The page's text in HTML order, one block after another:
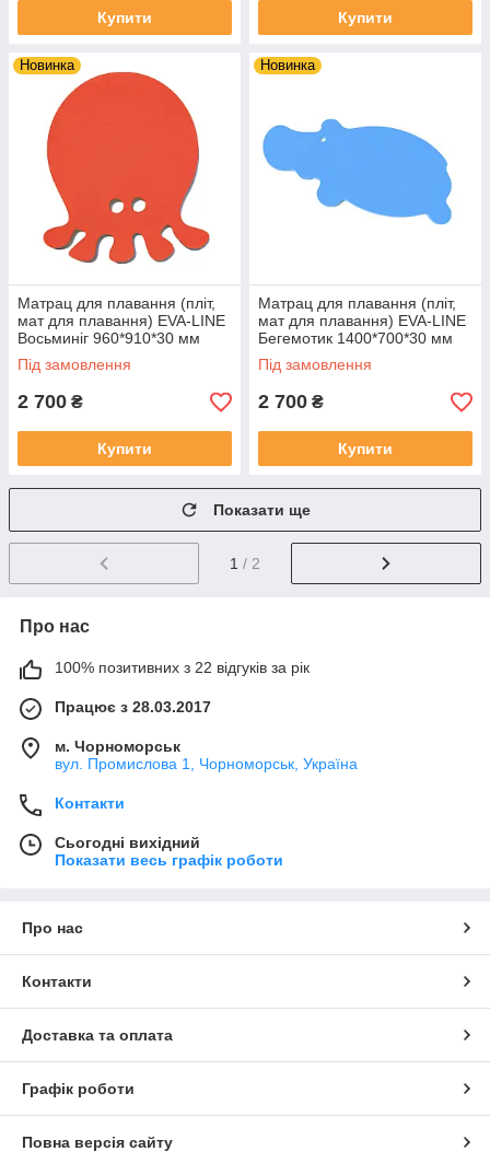
Купити Купити
Новинка
Матрац для плавання (пліт,
мат для плавання) EVA-LINE
Восьминіг 960*910*30 мм
червоний
Під замовлення
2 700 ₴
Купити
Новинка
Матрац для плавання (пліт,
мат для плавання) EVA-LINE
Бегемотик 1400*700*30 мм
синій
Під замовлення
2 700 ₴
Купити
Показати ще
1 / 2
Про нас
100% позитивних з 22 відгуків за рік
Працює з 28.03.2017
м. Чорноморськ
вул. Промислова 1, Чорноморськ, Україна
Контакти
Сьогодні вихідний
Показати весь графік роботи
Про нас
Контакти
Доставка та оплата
Графік роботи
Повна версія сайту